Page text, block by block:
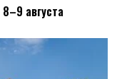
августа